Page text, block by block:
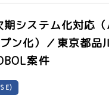
期システム化対応
ン化）／東京都品
案件